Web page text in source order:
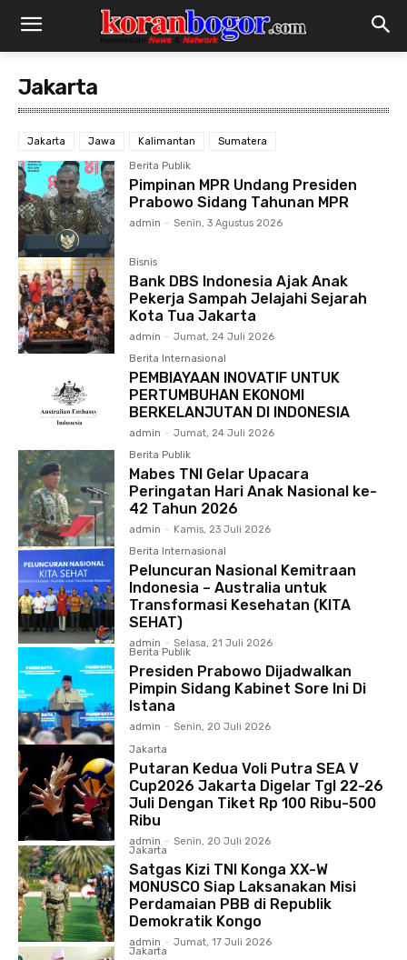
Jakarta
Jakarta Jawa Kalimantan Sumatera
Berita Publik
Pimpinan MPR Undang Presiden
Prabowo Sidang Tahunan MPR
admin - Senin, 3 Agustus 2026
Bisnis
Bank DBS Indonesia Ajak Anak
Pekerja Sampah Jelajahi Sejarah
Kota Tua Jakarta
admin - Jumat, 24 Juli 2026
Berita Internasional
PEMBIAYAAN INOVATIF UNTUK
PERTUMBUHAN EKONOMI
BERKELANJUTAN DI INDONESIA
admin - Jumat, 24 Juli 2026
Berita Publik
Mabes TNI Gelar Upacara
Peringatan Hari Anak Nasional ke-
42 Tahun 2026
admin -
Kamis, 23 Juli 2026
Berita Internasional
Peluncuran Nasional Kemitraan
Indonesia – Australia untuk
Transformasi Kesehatan (KITA
SEHAT)
admin - Selasa, 21 Juli 2026
Berita Publik
Presiden Prabowo Dijadwalkan
Pimpin Sidang Kabinet Sore Ini Di
Istana
admin - Senin, 20 Juli 2026
Jakarta
Putaran Kedua Voli Putra SEA V
Cup2026 Jakarta Digelar Tgl 22-26
Juli Dengan Tiket Rp 100 Ribu-500
Ribu
admin - Senin, 20 Juli 2026
Jakarta
Satgas Kizi TNI Konga XX-W
MONUSCO Siap Laksanakan Misi
Perdamaian PBB di Republik
Demokratik Kongo
admin - Jumat, 17 Juli 2026
Jakarta